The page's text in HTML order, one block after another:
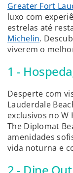
Greater Fort
luxo com
estrelas até
Michelin.
viverem o
1 -
Desperte com
Lauderdale
exclusivos no
The Diplomat
amenidades
vida noturna e